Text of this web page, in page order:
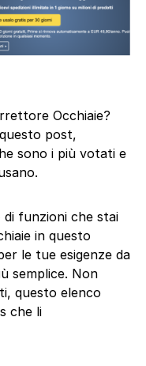
Occhiaie?
post,
sono i più votati e
di funzioni che stai
in questo
le tue esigenze da
semplice. Non
questo elenco
che li